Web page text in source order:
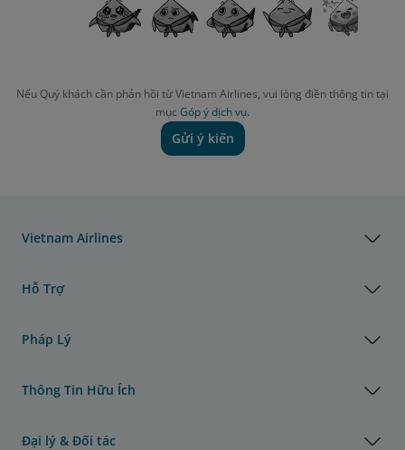
Nếu Quý khách cần phản hồi từ Vietnam Airlines, vui lòng điền thông tin tại
mục Góp ý dịch vụ.
Gửi ý kiến
Vietnam Airlines
Hỗ Trợ
Pháp Lý
Thông Tin Hữu Ích
Đại lý & Đối tác